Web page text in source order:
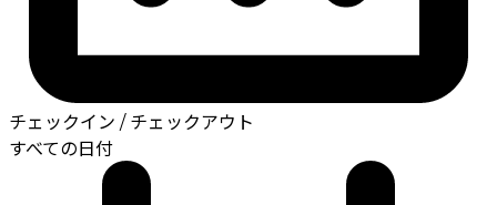
チェックイン / チェックアウト
すべての日付